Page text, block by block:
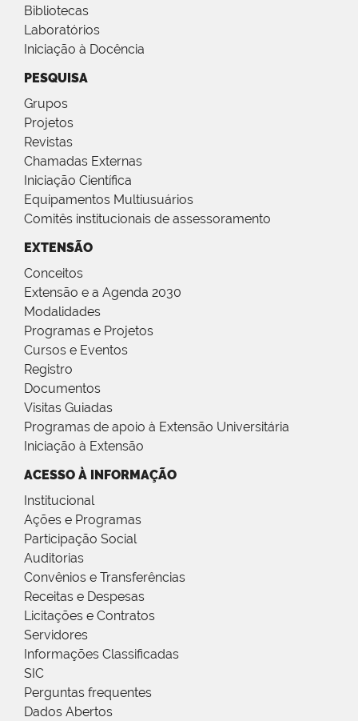
Bibliotecas
Laboratórios
Iniciação à Docência
PESQUISA
Grupos
Projetos
Revistas
Chamadas Externas
Iniciação Científica
Equipamentos Multiusuários
Comitês institucionais de assessoramento
EXTENSÃO
Conceitos
Extensão e a Agenda 2030
Modalidades
Programas e Projetos
Cursos e Eventos
Registro
Documentos
Visitas Guiadas
Programas de apoio à Extensão Universitária
Iniciação à Extensão
ACESSO À INFORMAÇÃO
Institucional
Ações e Programas
Participação Social
Auditorias
Convênios e Transferências
Receitas e Despesas
Licitações e Contratos
Servidores
Informações Classificadas
SIC
Perguntas frequentes
Dados Abertos